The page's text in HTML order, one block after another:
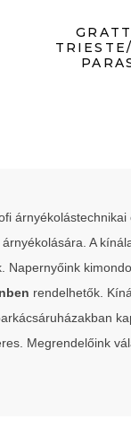
A
rendelhetők.
Megrendelőink